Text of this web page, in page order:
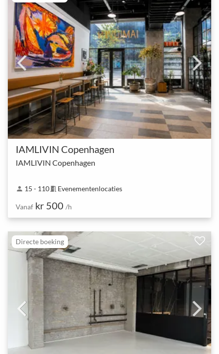
IAMLIVIN Copenhagen
IAMLIVIN Copenhagen
person 15 - 110meeting_room Evenementenlocaties
Vanaf kr 500 /h
Directe boeking